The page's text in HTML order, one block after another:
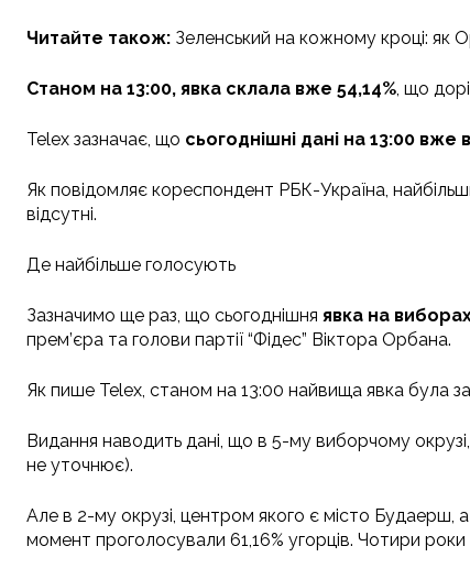
Читайте також: Зеленський на кожному кроці: як
Станом на 13:00, явка склала вже 54,14%, що
Telex зазначає, що сьогоднішні дані на 13:00 вже
Як повідомляє кореспондент РБК-Україна,
відсутні.
Де найбільше голосують
Зазначимо ще раз, що сьогоднішня явка на
прем’єра та голови партії “Фідес” Віктора Орбана.
Як пише Telex, станом на 13:00 найвища явка була
Видання наводить дані, що в 5-му виборчому
не уточнює).
Але в 2-му окрузі, центром якого є місто Будаерш,
момент проголосували 61,16% угорців. Чотири